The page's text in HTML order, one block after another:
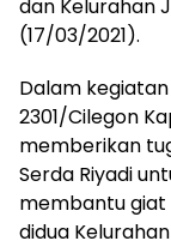
dan Kelurahan
(17/03/2021).
Dalam
2301/Cilegon
memberikan
Serda Riyadi
membantu giat
didua